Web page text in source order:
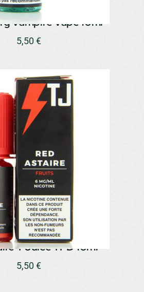
Vampire Vape 10ml
5,50€
T Juice TPD 10ml
5,50 €